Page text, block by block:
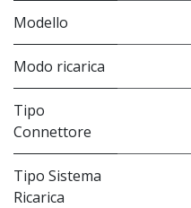
Modello
Modo ricarica
Tipo
Connettore
Tipo Sistema
Ricarica